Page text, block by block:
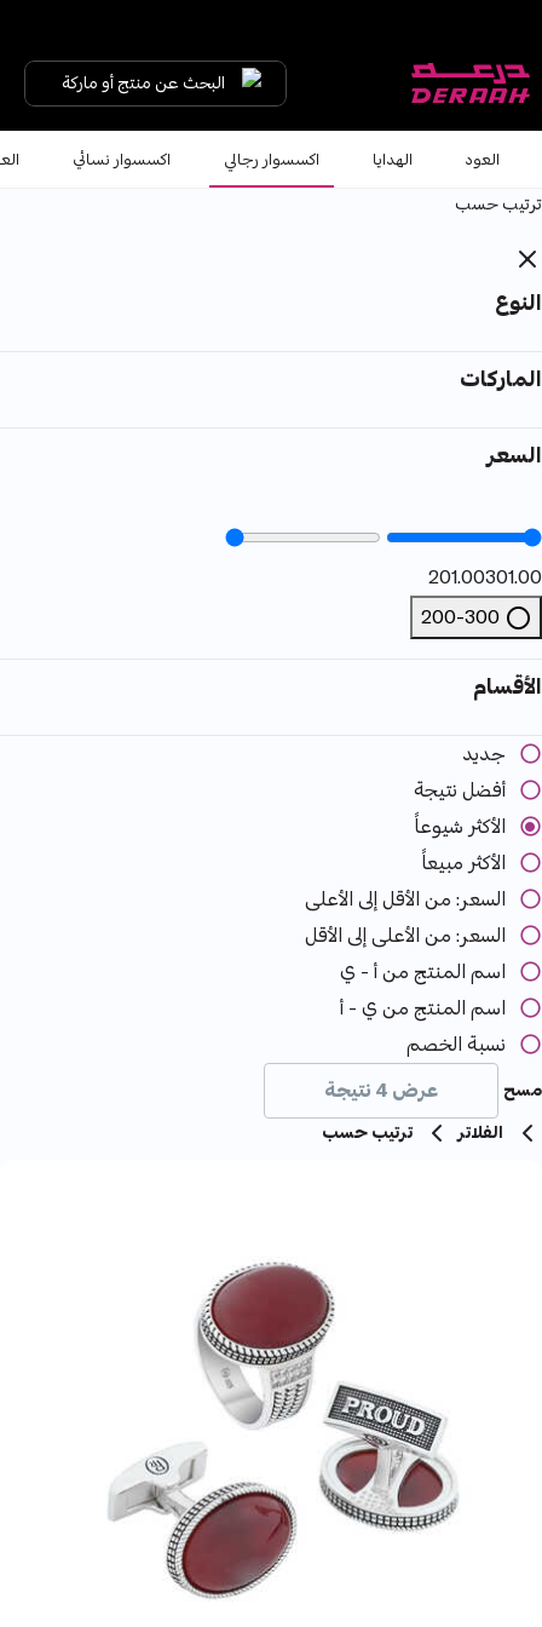
البحث عن منتج أو ماركة
العود الهدايا اكسسوار رجالي اكسسوار نسائي
ترتيب حسب
النوع
الماركات
السعر
201.00301.00
200-300
الأقسام
جديد
أفضل نتيجة
الأكثر شيوعاً
الأكثر مبيعاً
السعر: من الأقل إلى الأعلى
السعر: من الأعلى إلى الأقل
اسم المنتج من أ - ي
اسم المنتج من ي - أ
نسبة الخصم
عرض 4 نتيجة
مسح
الفلاتر
ترتيب حسب